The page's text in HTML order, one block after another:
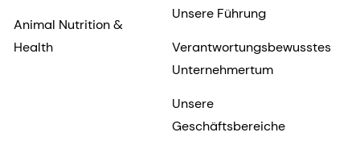
Animal Nutrition &
Health
Unsere Führung
Verantwortungsbewusstes
Unternehmertum
Unsere
Geschäftsbereiche